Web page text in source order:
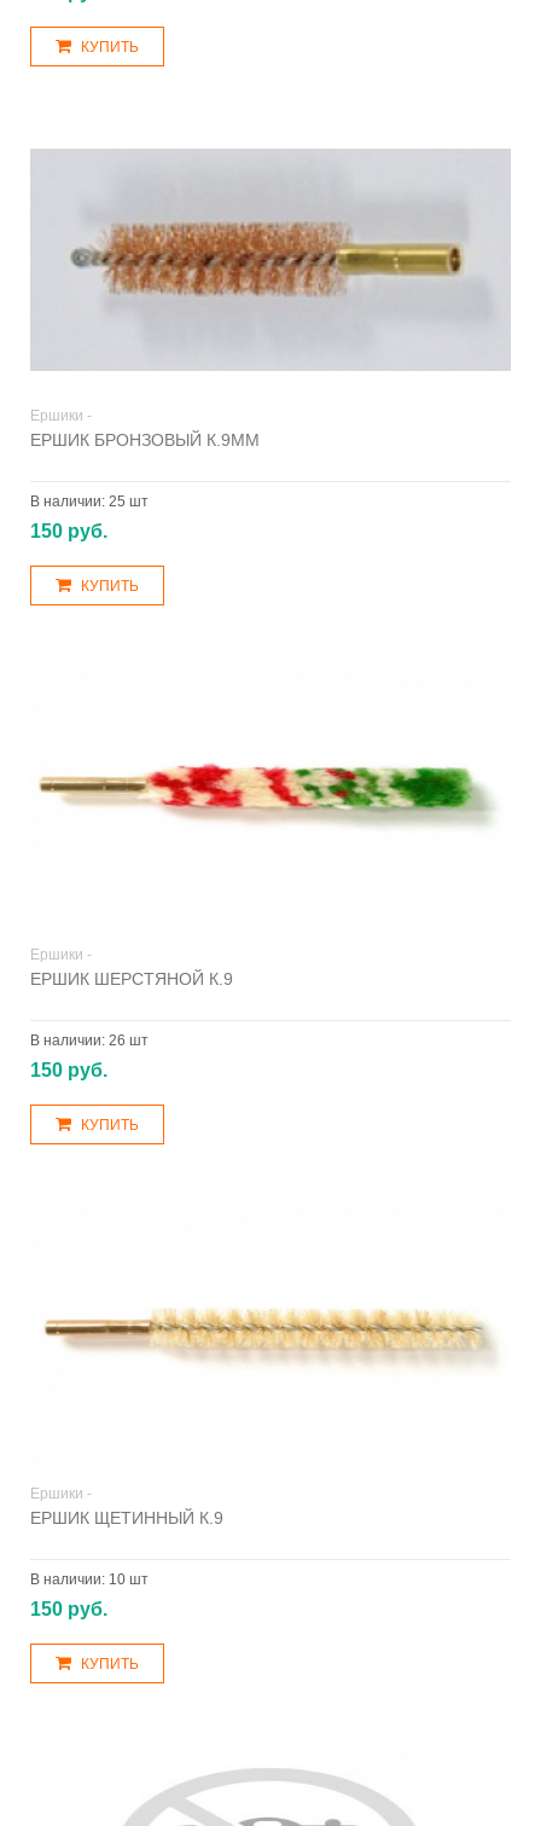
КУПИТЬ
Ершики -
ЕРШИК БРОНЗОВЫЙ К.9ММ
В наличии: 25 шт
150 руб.
КУПИТЬ
Ершики -
ЕРШИК ШЕРСТЯНОЙ К.9
В наличии: 26 шт
150 руб.
КУПИТЬ
Ершики -
ЕРШИК ЩЕТИННЫЙ К.9
В наличии: 10 шт
150 руб.
КУПИТЬ